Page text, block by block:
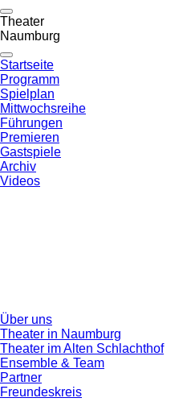
Theater
Naumburg
Startseite
Programm
Spielplan
Mittwochsreihe
Führungen
Premieren
Gastspiele
Archiv
Videos
Über uns
Theater in Naumburg
Theater im Alten Schlachthof
Ensemble & Team
Partner
Freundeskreis